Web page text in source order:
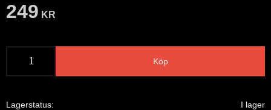
249 KR
Köp
Lagerstatus I lager